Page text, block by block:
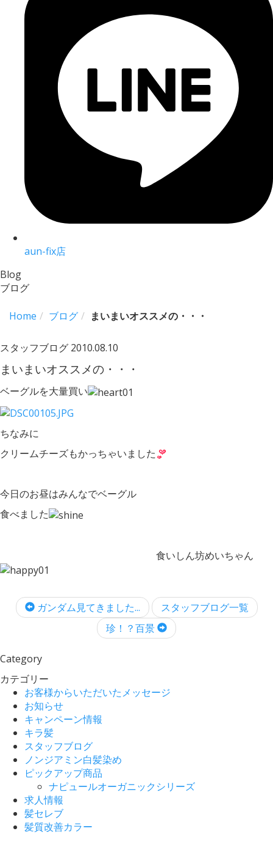
aun-fix店
Blog
ブログ
Home ブログ まいまいオススメの・・・
スタッフブログ 2010.08.10
まいまいオススメの・・・
ベーグルを大量買い
ちなみに
クリームチーズもかっちゃいました
今日のお昼はみんなでベーグル
食べました
食いしん坊めいちゃん
ガンダム見てきました...
スタッフブログ一覧
珍！？百景
Category
カテゴリー
お客様からいただいたメッセージ
お知らせ
キャンペーン情報
キラ髪
スタッフブログ
ノンジアミン白髪染め
ピックアップ商品
ナピュールオーガニックシリーズ
求人情報
髪セレブ
髪質改善カラー